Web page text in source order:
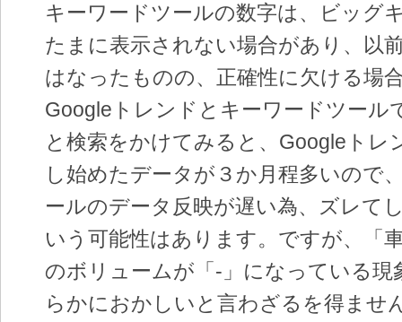
キーワードツールの数字は、ビッグ
たまに表示されない場合があり、以
はなったものの、正確性に欠ける場
Googleトレンドとキーワードツール
と検索をかけてみると、Googleトレ
し始めたデータが３か月程多いので
ールのデータ反映が遅い為、ズレて
いう可能性はあります。ですが、「
のボリュームが「-」になっている現
らかにおかしいと言わざるを得ませ